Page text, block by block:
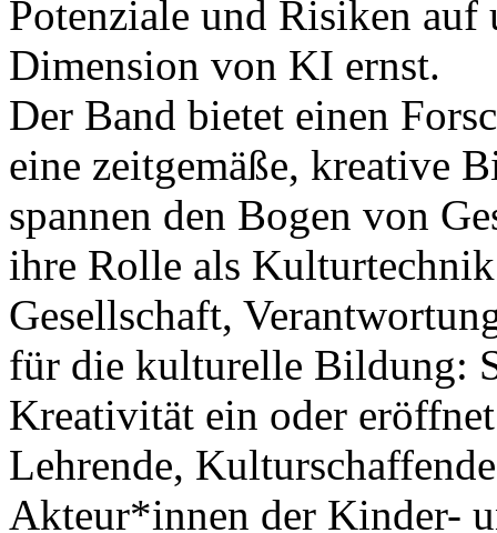
Potenziale und Risiken
Dimension von KI ernst.
Der Band bietet einen
eine zeitgemäße, kreative
spannen den Bogen von
ihre Rolle als
Gesellschaft,
für die kulturelle Bildung:
Kreativität ein oder eröffnet
Lehrende,
Akteur*innen der Kinder-